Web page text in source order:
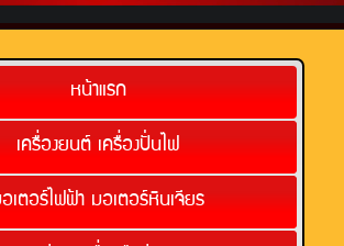
หน้าแรก
เครื่องยนต์ เครื่องปั่นไฟ
เตอร์ไฟฟ้า มอเตอร์หินเจียร